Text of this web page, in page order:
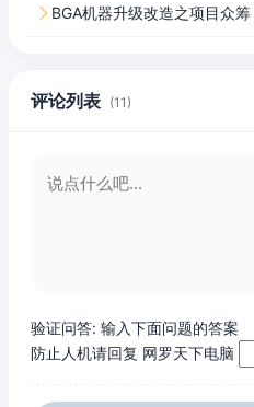
 BGA机器升级改造之项目众筹
评论列表 (11)
验证问答: 输入下面问题的答案
防止人机请回复 网罗天下电脑